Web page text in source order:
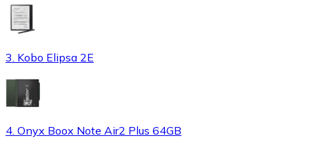
3. Kobo Elipsa 2E
4. Onyx Boox Note Air2 Plus 64GB